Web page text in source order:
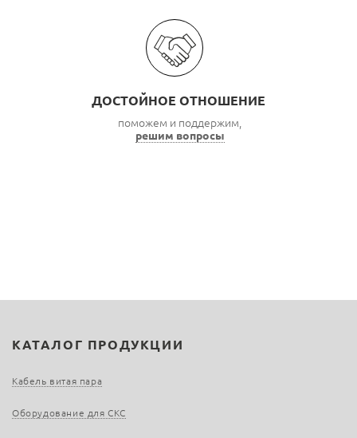
ДОСТОЙНОЕ ОТНОШЕНИЕ
поможем и поддержим,
решим вопросы
КАТАЛОГ ПРОДУКЦИИ
Кабель витая пара
Оборудование для СКС